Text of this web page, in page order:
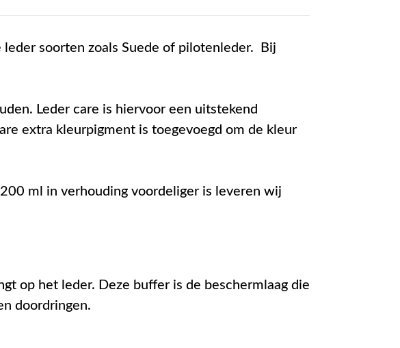
leder soorten zoals Suede of pilotenleder. Bij
Leder care is hiervoor een uitstekend
extra kleurpigment is toegevoegd om de kleur
ml in verhouding voordeliger is leveren wij
op het leder. Deze buffer is de beschermlaag die
doordringen.